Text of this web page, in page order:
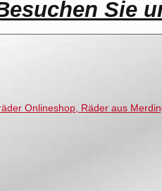
Sie
Onlineshop, Räder aus